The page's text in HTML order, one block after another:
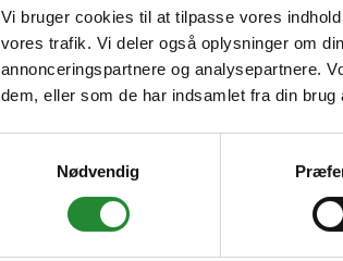
Vi bruger cookies til at tilpasse vores
vores trafik. Vi deler også oplysninger om
annonceringspartnere og analysepartnere.
dem, eller som de har indsamlet fra din brug
Nødvendig